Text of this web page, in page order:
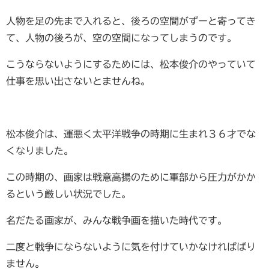
人物を足の先まで入れると、後ろの空間がずーと寄ってき
て、人物の後ろが、空の空間になってしまうのです。
こうならないようにするためには、松本俊介のやっていて
仕事を思い出さないとませんね。
松本俊介は、運悪く太平洋戦争の時期に生まれ３６才でな
くなりました。
この時期の、画家は戦意高揚のために軍部から圧力がかか
るという厳しい状況でした。
名だたる画家が、みんな戦争画を描いた時代です。
二度と戦争にならないように気を付けていかなければばり
ません。